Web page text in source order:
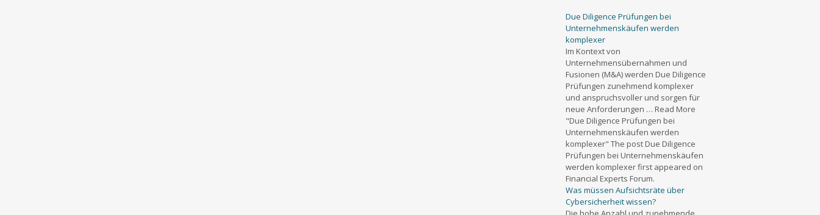
Due Diligence Prüfungen bei
Unternehmenskäufen werden
komplexer
Im Kontext von
Unternehmensübernahmen und
Fusionen (M&A) werden Due Diligence
Prüfungen zunehmend komplexer
und anspruchsvoller und sorgen für
neue Anforderungen … Read More
"Due Diligence Prüfungen bei
Unternehmenskäufen werden
komplexer" The post Due Diligence
Prüfungen bei Unternehmenskäufen
werden komplexer first appeared on
Financial Experts Forum.
Was müssen Aufsichtsräte über
Cybersicherheit wissen?